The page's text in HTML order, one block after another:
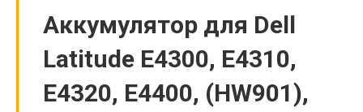
Аккумулятор для Dell
Latitude E4300, E4310,
E4320, E4400, (HW901),